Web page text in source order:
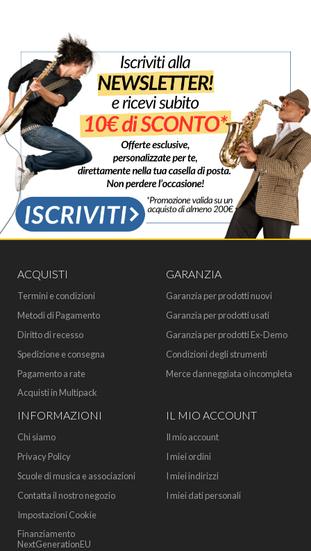
ACQUISTI
Termini e condizioni
Metodi di Pagamento
Diritto di recesso
Spedizione e consegna
Pagamento a rate
Acquisti in Multipack
GARANZIA
Garanzia per prodotti nuovi
Garanzia per prodotti usati
Garanzia per prodotti Ex-Demo
Condizioni degli strumenti
Merce danneggiata o incompleta
INFORMAZIONI
Chi siamo
Privacy Policy
Scuole di musica e associazioni
Contatta il nostro negozio
Impostazioni Cookie
Finanziamento
NextGenerationEU
IL MIO ACCOUNT
Il mio account
I miei ordini
I miei indirizzi
I miei dati personali